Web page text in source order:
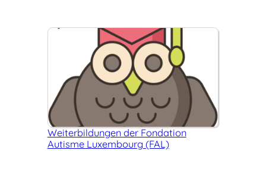
Weiter­bildungen der Fondation
Autisme Luxembourg (FAL)